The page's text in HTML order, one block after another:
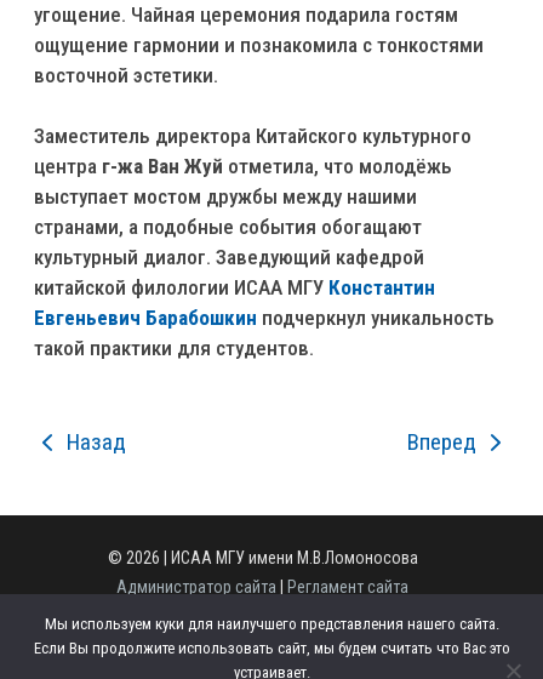
угощение. Чайная церемония подарила гостям
ощущение гармонии и познакомила с тонкостями
восточной эстетики.
Заместитель директора Китайского культурного
центра г-жа Ван Жуй отметила, что молодёжь
выступает мостом дружбы между нашими
странами, а подобные события обогащают
культурный диалог. Заведующий кафедрой
китайской филологии ИСАА МГУ Константин
Евгеньевич Барабошкин подчеркнул уникальность
такой практики для студентов.
Назад Вперед
© 2026 | ИСАА МГУ имени М.В.Ломоносова
Администратор сайта
Регламент сайта
125009, г. Москва, ул. Моховая, д. 11, стр. 1.
Мы используем куки для наилучшего представления нашего сайта.
Если Вы продолжите использовать сайт, мы будем считать что Вас это
устраивает.